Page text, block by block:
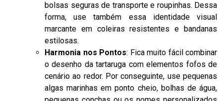
bolsas seguras de transporte e roupinhas. Dessa
forma, use também essa identidade visual
marcante em coleiras resistentes e bandanas
estilosas.
Harmonia nos Pontos: Fica muito fácil combinar
o desenho da tartaruga com elementos fofos de
cenário ao redor. Por conseguinte, use pequenas
algas marinhas em ponto cheio, bolhas de água,